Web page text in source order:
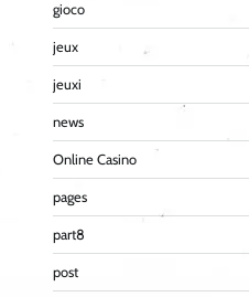
gioco
jeux
jeuxi
news
Online Casino
pages
part8
post